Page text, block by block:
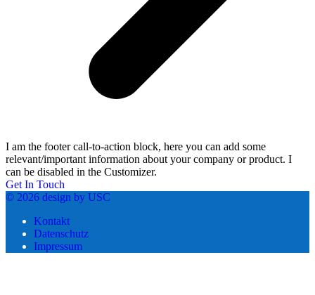
I am the footer call-to-action block, here you can add some
relevant/important information about your company or product. I
can be disabled in the Customizer.
Get In Touch
© 2026 design by USC
Kontakt
Datenschutz
Impressum